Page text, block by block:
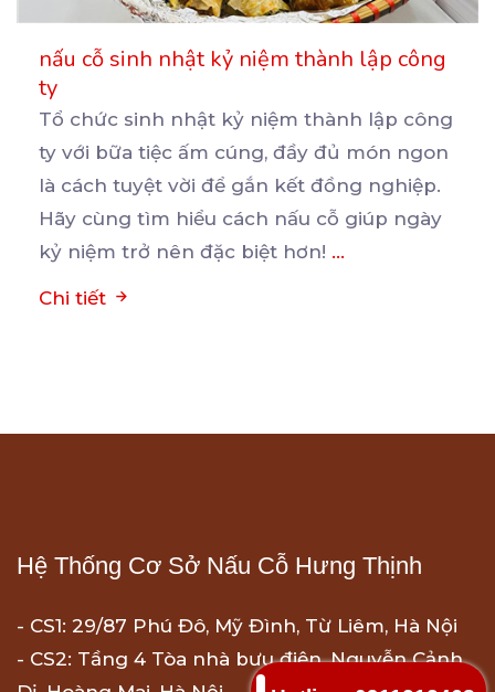
nấu cỗ sinh nhật kỷ niệm thành lập công
ty
Tổ chức sinh nhật kỷ niệm thành lập công
ty với bữa tiệc ấm cúng, đầy đủ món ngon
là cách tuyệt vời để gắn kết đồng nghiệp.
Hãy cùng tìm hiểu cách nấu cỗ giúp ngày
kỷ niệm trở nên đặc biệt hơn! ...
Chi tiết
Hệ Thống Cơ Sở Nấu Cỗ Hưng Thịnh
- CS1: 29/87 Phú Đô, Mỹ Đình, Từ Liêm, Hà Nội
- CS2: Tầng 4 Tòa nhà bưu điện, Nguyễn Cảnh